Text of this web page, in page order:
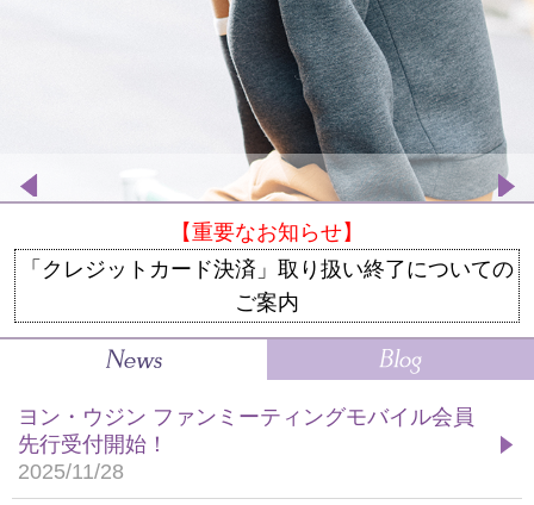
【重要なお知らせ】
「クレジットカード決済」取り扱い終了についての
ご案内
ヨン・ウジン ファンミーティングモバイル会員
先行受付開始！
2025/11/28